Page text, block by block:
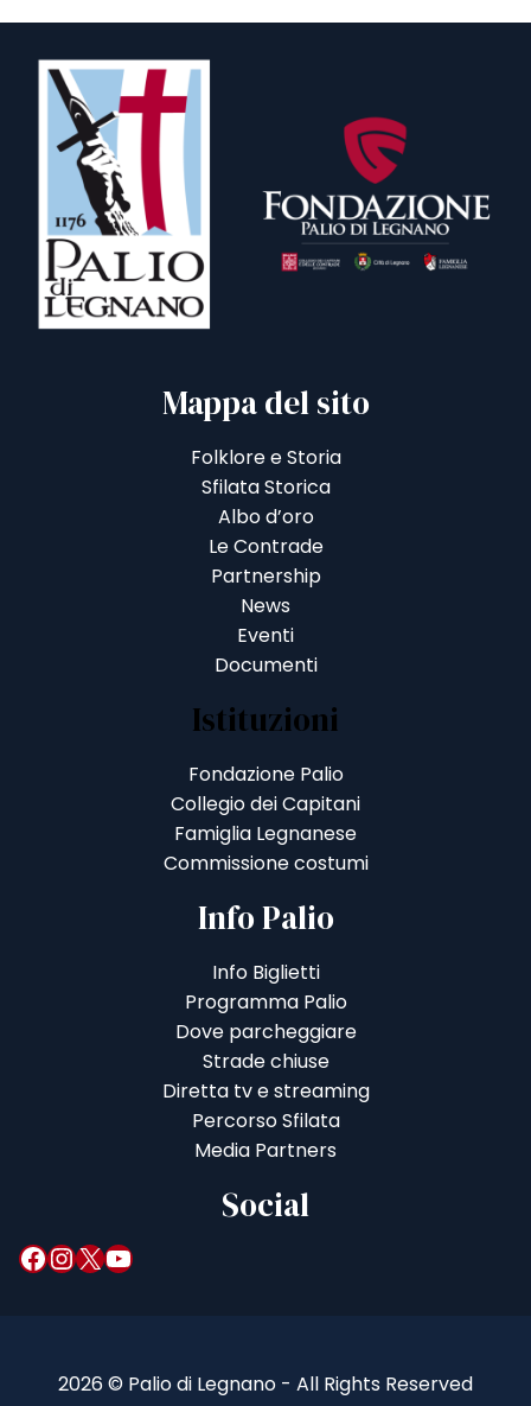
Mappa del sito
Folklore e Storia
Sfilata Storica
Albo d’oro
Le Contrade
Partnership
News
Eventi
Documenti
Istituzioni
Fondazione Palio
Collegio dei Capitani
Famiglia Legnanese
Commissione costumi
Info Palio
Info Biglietti
Programma Palio
Dove parcheggiare
Strade chiuse
Diretta tv e streaming
Percorso Sfilata
Media Partners
Social
Facebook InstagramX YouTube
2026 © Palio di Legnano - All Rights Reserved